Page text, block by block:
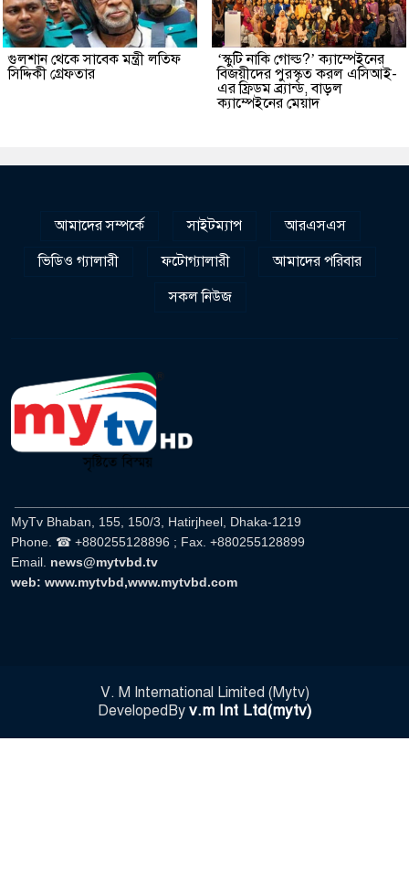
গুলশান থেকে সাবেক মন্ত্রী লতিফ
সিদ্দিকী গ্রেফতার
‘স্কুটি নাকি গোল্ড?’ ক্যাম্পেইনের
বিজয়ীদের পুরস্কৃত করল এসিআই-
এর ফ্রিডম ব্র্যান্ড, বাড়ল
ক্যাম্পেইনের মেয়াদ
আমাদের সম্পর্কে সাইটম্যাপ
আরএসএস
ভিডিও গ্যালারী
ফটোগ্যালারী
আমাদের পরিবার
সকল নিউজ
MyTv Bhaban, 155, 150/3, Hatirjheel, Dhaka-1219
Phone. ☎ +880255128896 ; Fax. +880255128899
Email. news@mytvbd.tv
web: www.mytvbd,www.mytvbd.com
V. M International Limited (Mytv)
DevelopedBy v.m Int Ltd(mytv)